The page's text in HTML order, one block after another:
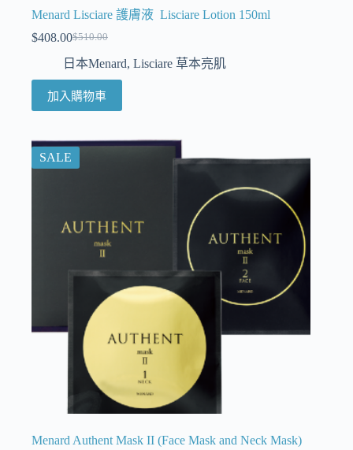
Menard Lisciare 護膚液 Lisciare Lotion 150ml
$510.00
$408.00
日本Menard, Lisciare 草本亮肌
加入購物車
SALE
Menard Authent Mask II (Face Mask and Neck Mask)